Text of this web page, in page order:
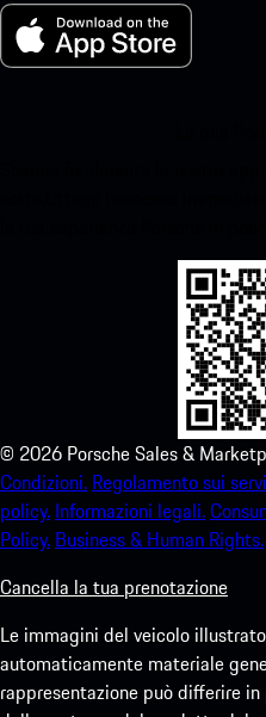
© 2026 Porsche Sales &
Condizioni. Regolamento sui
policy. Informazioni legali.
Policy. Business & Human Rights.
Cancella la tua prenotazione
Le immagini del veicolo
automaticamente materiale
rappresentazione può differire